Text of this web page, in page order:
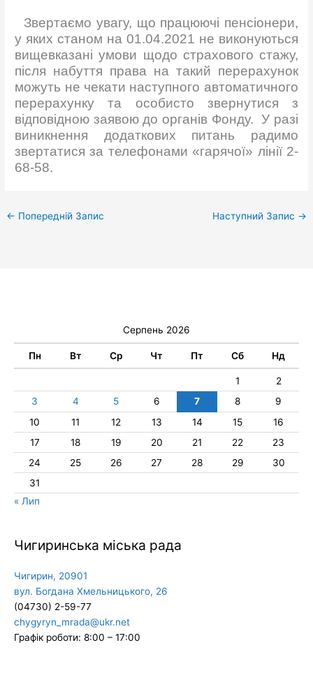
Звертаємо увагу, що працюючі пенсіонери,
у яких станом на 01.04.2021 не виконуються
вищевказані умови щодо страхового стажу,
після набуття права на такий перерахунок
можуть не чекати наступного автоматичного
перерахунку та особисто звернутися з
відповідною заявою до органів Фонду. У разі
виникнення додаткових питань радимо
звертатися за телефонами «гарячої» лінії 2-
68-58.
← Попередній Запис Наступний Запис →
Серпень 2026
Пн Вт Ср Чт Пт Сб Нд
1
2
3
4 5 6 7 8
9
10
11 12 13 14 15
16
17
18 19 20 21 22
23
24
25 26 27 28 29
30
31
« Лип
Чигиринська міська рада
Чигирин, 20901
вул. Богдана Хмельницького, 26
(04730) 2-59-77
chygyryn_mrada@ukr.net
Графік роботи: 8:00 – 17:00